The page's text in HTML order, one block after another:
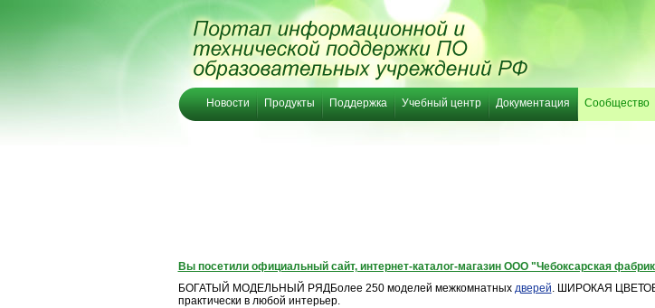
Новости Продукты Поддержка Учебный центр Документация Сообщество
Вы посетили официальный сайт, интернет-каталог-магазин ООО "Чебоксарская
БОГАТЫЙ МОДЕЛЬНЫЙ РЯДБолее 250 моделей межкомнатных дверей. ШИРОКАЯ
практически в любой интерьер.